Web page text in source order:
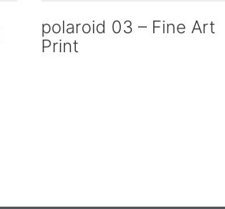
polaroid 03 – Fine Art
Print